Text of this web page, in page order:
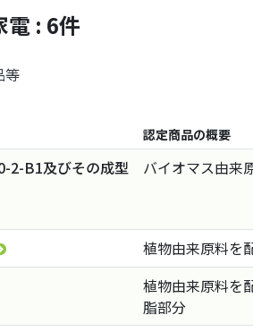
電 : 6件
等
認定商品の概要
2-B1及びその成型
バイオマス由来
植物由来原料を
植物由来原料を
脂部分